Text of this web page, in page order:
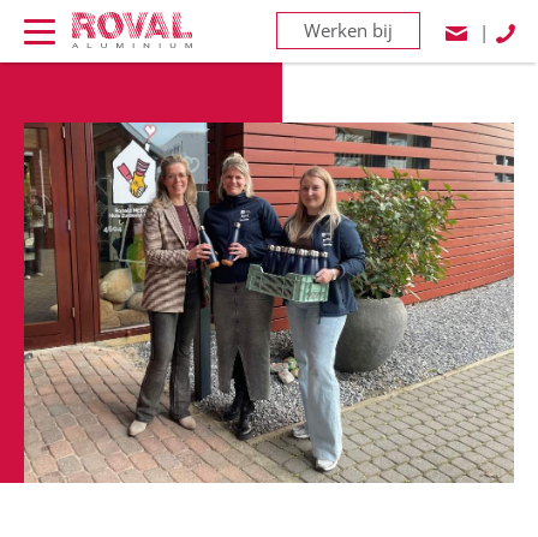
Werken bij |